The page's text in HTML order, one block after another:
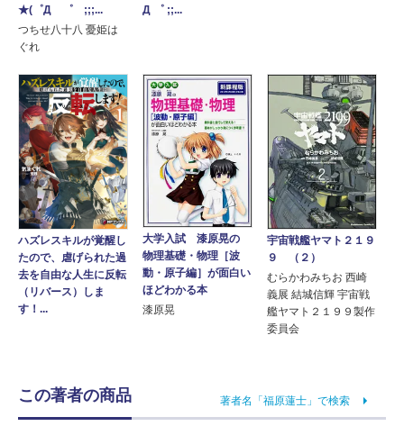
★(゜Д ゜ ;;;...
つちせ八十八 憂姫は
ぐれ
Д ゜ ;;...
ハズレスキルが覚醒し
たので、虐げられた過
去を自由な人生に反転
（リバース）しま
す！...
大学入試 漆原晃の
物理基礎・物理［波
動・原子編］が面白い
ほどわかる本
漆原晃
宇宙戦艦ヤマト２１９
９ （２）
むらかわみちお 西崎
義展 結城信輝 宇宙戦
艦ヤマト２１９９製作
委員会
この著者の商品 著者名「福原蓮士」で検索